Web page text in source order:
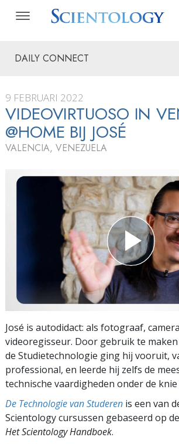
DAILY CONNECT
9 FEBRUARI 2022
VIDEOVIRTUOSO IN
@HOME BIJ JOSÉ
VALENCIA, VENEZUELA
José is autodidact: als fotograaf,
videoregisseur. Door gebruik te
de Studietechnologie ging hij vooruit,
professional, en leerde hij zelfs de
technische vaardigheden onder de
De Technologie van Studeren is een van
Scientology cursussen gebaseerd op
Het Scientology Handboek.